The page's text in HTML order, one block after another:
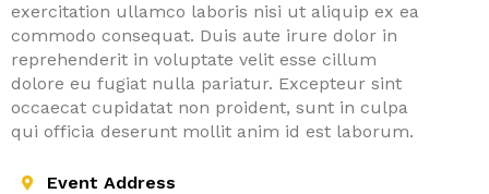
exercitation ullamco laboris nisi ut aliquip ex ea
commodo consequat. Duis aute irure dolor in
reprehenderit in voluptate velit esse cillum
dolore eu fugiat nulla pariatur. Excepteur sint
occaecat cupidatat non proident, sunt in culpa
qui officia deserunt mollit anim id est laborum.
Event Address